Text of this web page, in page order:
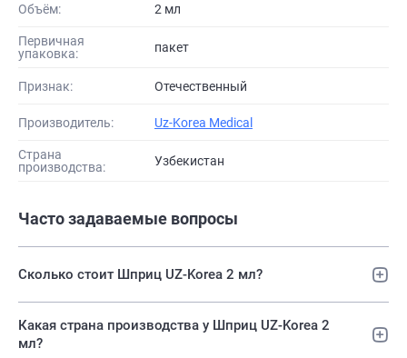
Объём: 2 мл
Первичная
упаковка:
пакет
Признак: Отечественный
Производитель: Uz-Korea Medical
Страна
производства:
Узбекистан
Часто задаваемые вопросы
Сколько стоит Шприц UZ-Korea 2 мл?
Какая страна производства у Шприц UZ-Korea 2
мл?